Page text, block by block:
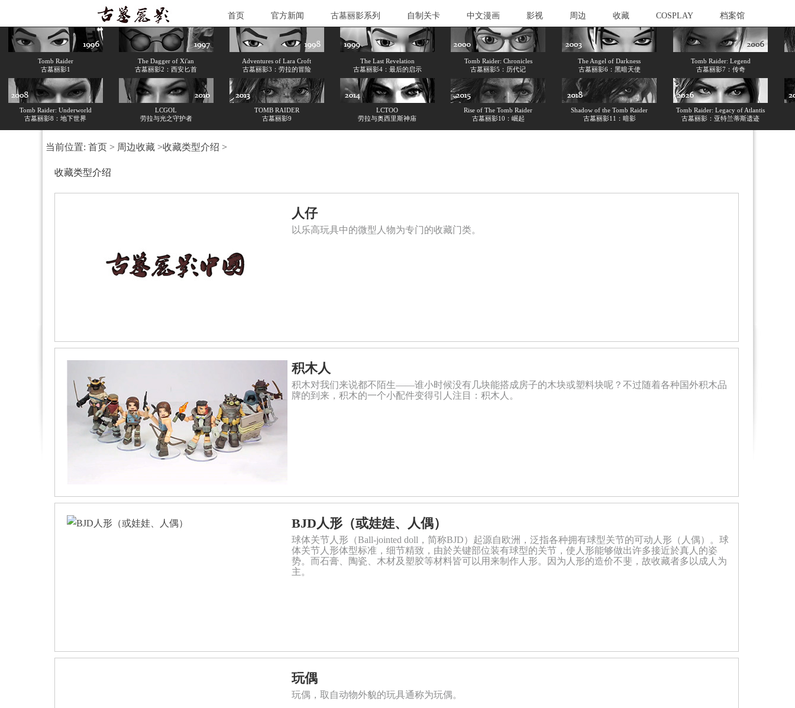
首页 官方新闻 古墓丽影系列 自制关卡 中文漫画 影视 周边 收藏 COSPLAY 档案馆
Tomb Raider
古墓丽影1
The Dagger of Xi'an
古墓丽影2：西安匕首
Adventures of Lara Croft
古墓丽影3：劳拉的冒险
The Last Revelation
古墓丽影4：最后的启示
Tomb Raider: Chronicles
古墓丽影5：历代记
The Angel of Darkness
古墓丽影6：黑暗天使
Tomb Raider: Legend
古墓丽影7：传奇
Tomb Raider: Underworld
古墓丽影8：地下世界
LCGOL
劳拉与光之守护者
TOMB RAIDER
古墓丽影9
LCTOO
劳拉与奥西里斯神庙
Rise of The Tomb Raider
古墓丽影10：崛起
Shadow of the Tomb Raider
古墓丽影11：暗影
Tomb Raider: Legacy of Atlantis
古墓丽影：亚特兰蒂斯遗迹
当前位置: 首页 > 周边收藏 >收藏类型介绍 >
收藏类型介绍
人仔
以乐高玩具中的微型人物为专门的收藏门类。
积木人
积木对我们来说都不陌生——谁小时候没有几块能搭成房子的木块或塑料块呢？不过随着各种国外积木品
牌的到来，积木的一个小配件变得引人注目：积木人。
BJD人形（或娃娃、人偶）
球体关节人形（Ball-jointed doll，简称BJD）起源自欧洲，泛指各种拥有球型关节的可动人形（人偶）。球
体关节人形体型标准，细节精致，由於关键部位装有球型的关节，使人形能够做出许多接近於真人的姿
势。而石膏、陶瓷、木材及塑胶等材料皆可以用来制作人形。因为人形的造价不斐，故收藏者多以成人为
主。
玩偶
玩偶，取自动物外貌的玩具通称为玩偶。